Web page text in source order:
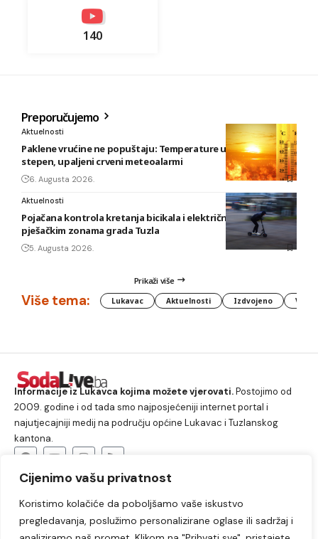
Cijenimo vašu privatnost
Koristimo kolačiće da poboljšamo vaše iskustvo
pregledavanja, poslužimo personalizirane oglase ili sadržaj i
140
Preporučujemo
Aktuelnosti
Paklene vrućine ne popuštaju: Temperature u BiH i do 41
stepen, upaljeni crveni meteoalarmi
6. Augusta 2026.
Aktuelnosti
Pojačana kontrola kretanja bicikala i električnih romobila u
pješačkim zonama grada Tuzla
5. Augusta 2026.
Prikaži više
Više tema: Lukavac Aktuelnosti Izdvojeno
Informacije iz Lukavca kojima možete vjerovati.Postojimo od
2009. godine i od tada smo najposjećeniji internet portal i
najutjecajniji medij na području općine Lukavac i Tuzlanskog
kantona.
Lukavac Društvo Crna hronika
Sport
Kultura
Kolumne Slobodno vrijeme